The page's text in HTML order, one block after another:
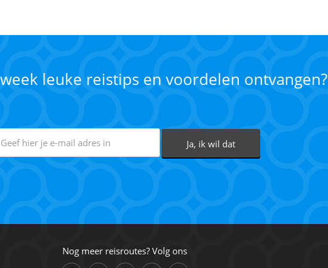
leuke reistips en voordelen ontvangen?
Nog meer reisroutes? Volg ons